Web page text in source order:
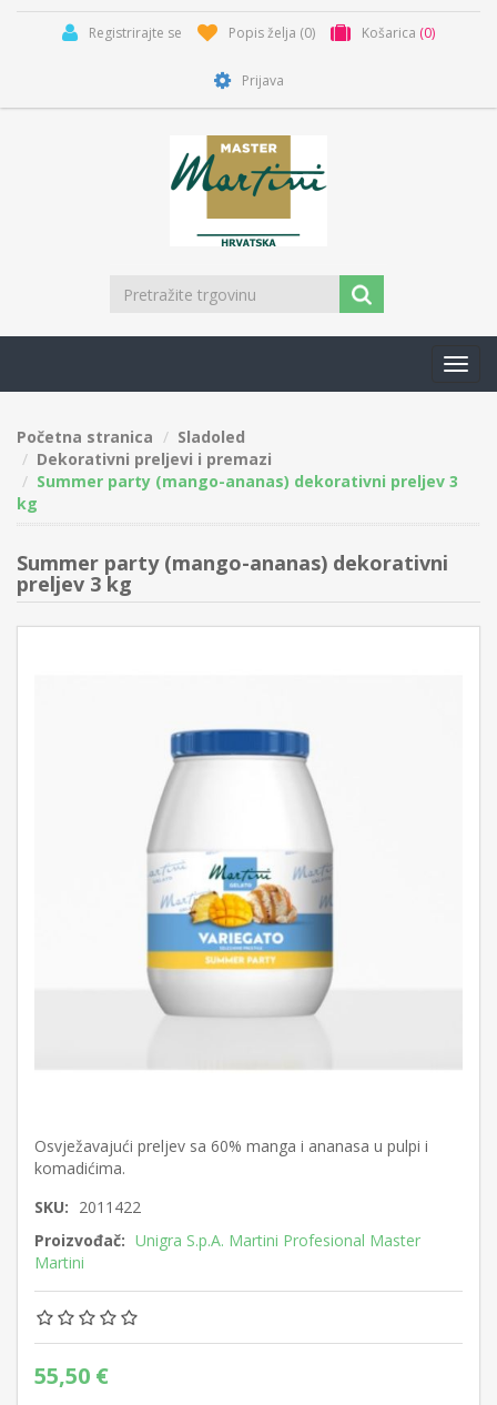
Registrirajte se Popis želja (0) Košarica (0)
Prijava
Početna stranica
Sladoled
Dekorativni preljevi i premazi
Summer party (mango-ananas) dekorativni preljev 3
kg
Summer party (mango-ananas) dekorativni
preljev 3 kg
Osvježavajući preljev sa 60% manga i ananasa u pulpi i
komadićima.
SKU: 2011422
Proizvođač: Unigra S.p.A. Martini Profesional Master
Martini
55,50 €